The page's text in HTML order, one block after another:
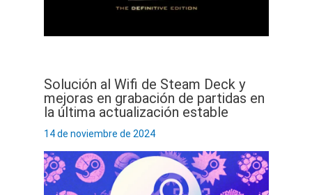
Solución al Wifi de Steam Deck y
mejoras en grabación de partidas en
la última actualización estable
14 de noviembre de 2024